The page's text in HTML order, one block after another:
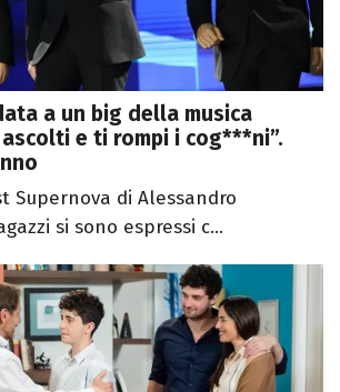
a un big della musica
e ti rompi i cog***ni”.
Supernova di Alessandro
si sono espressi c...